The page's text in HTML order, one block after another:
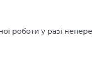
роботи у разі